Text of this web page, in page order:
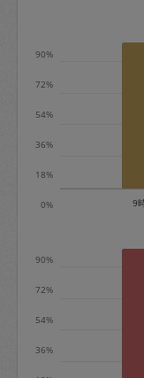
期は月2
※キャン
0%
18%
36%
54%
72%
90%
9
36%
54%
72%
90%